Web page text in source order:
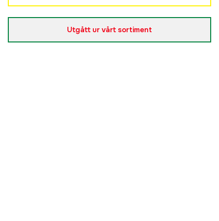
Slutsåld
895 kr
Slutsåld
Utgått ur vårt sortiment